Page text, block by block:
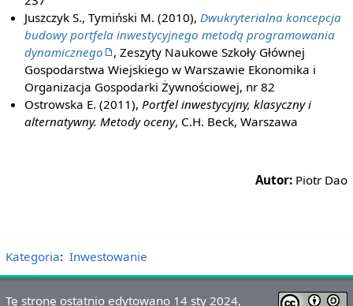
Juszczyk S., Tymiński M. (2010), Dwukryterialna koncepcja
budowy portfela inwestycyjnego metodą programowania
dynamicznego
, Zeszyty Naukowe Szkoły Głównej
Gospodarstwa Wiejskiego w Warszawie Ekonomika i
Organizacja Gospodarki Żywnościowej, nr 82
Ostrowska E. (2011), Portfel inwestycyjny, klasyczny i
alternatywny. Metody oceny, C.H. Beck, Warszawa
Autor: Piotr Dao
Kategoria: Inwestowanie
Tę stronę ostatnio edytowano 14 sty 2024,